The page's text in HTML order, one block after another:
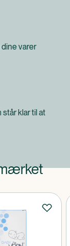
varer
klar til at